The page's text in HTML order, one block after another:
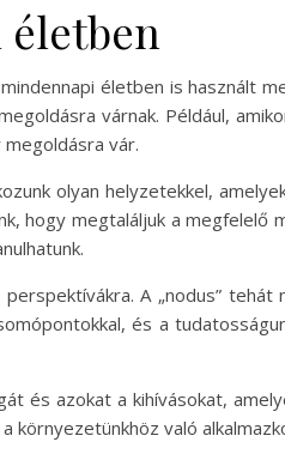
életben is használt
várnak. Például,
vár.
olyan helyzetekkel,
hogy megtaláljuk a megfelelő
A „nodus” tehát
és a
és azokat a kihívásokat,
való